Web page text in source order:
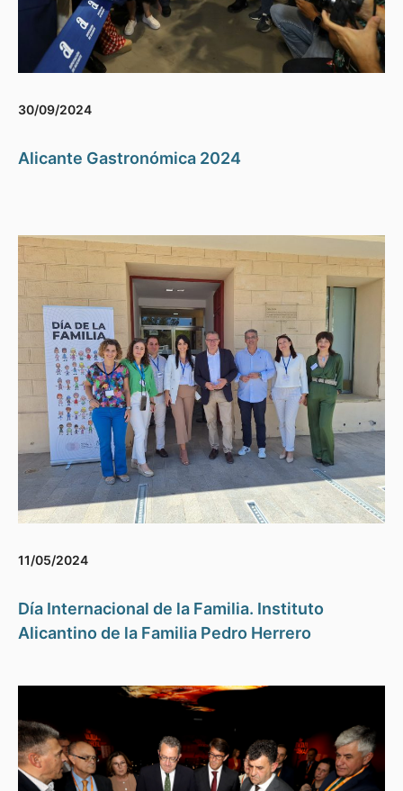
30/09/2024
Alicante Gastronómica 2024
11/05/2024
Día Internacional de la Familia. Instituto
Alicantino de la Familia Pedro Herrero